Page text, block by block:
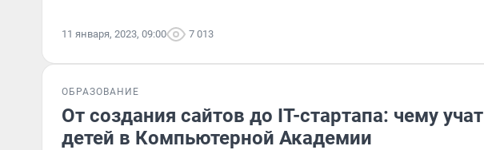
11 января, 2023, 09:00 7 013
ОБРАЗОВАНИЕ
От создания сайтов до IT-стартапа: чему учат
детей в Компьютерной Академии